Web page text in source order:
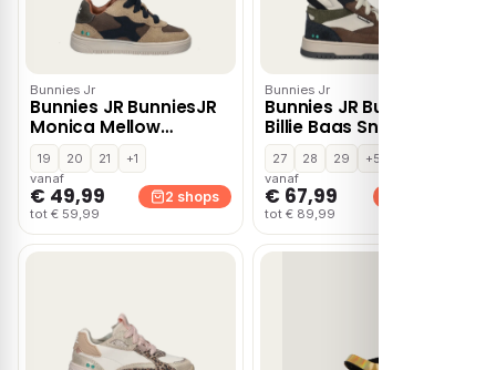
Bunnies Jr
Bunnies JR BunniesJR
Monica Mellow
Babyschoenen taupe
Leer
19 20 21
+1
vanaf
€ 49,99
tot € 59,99
2 shops
Bunnies Jr
Bunnies JR BunniesJR
Billie Baas Sneakers
blauw Leer
27 28 29
+5
vanaf
€ 67,99
tot € 89,99